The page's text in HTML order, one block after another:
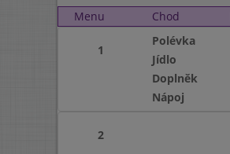
Menu
Chod
1
Polévka
Jídlo
Doplněk
Nápoj
2